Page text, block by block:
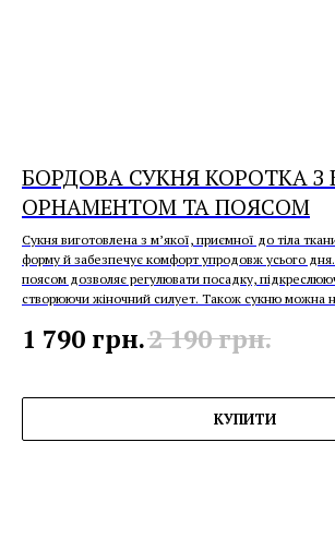
БОРДОВА СУКНЯ КОРОТКА
ОРНАМЕНТОМ ТА ПОЯСОМ
Сукня виготовлена з м’якої, приємної до тіла
форму й забезпечує комфорт упродовж усього дня.
поясом дозволяє регулювати посадку,
створюючи жіночний силует. Також сукню можна
1 790 грн.2 190грн.
КУПИТИ